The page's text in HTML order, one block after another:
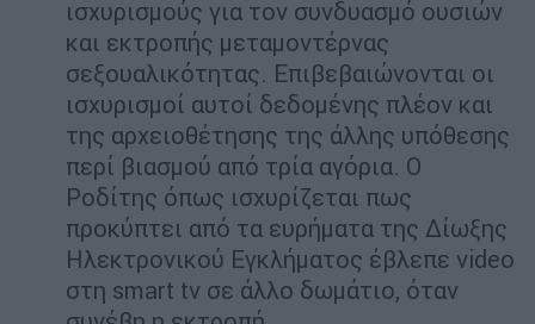
ισχυρισμούς για τον συνδυασμό ουσιών
και εκτροπής μεταμοντέρνας
σεξουαλικότητας. Επιβεβαιώνονται οι
ισχυρισμοί αυτοί δεδομένης πλέον και
της αρχειοθέτησης της άλλης υπόθεσης
περί βιασμού από τρία αγόρια. Ο
Ροδίτης όπως ισχυρίζεται πως
προκύπτει από τα ευρήματα της Δίωξης
Ηλεκτρονικού Εγκλήματος έβλεπε video
στη smart tv σε άλλο δωμάτιο, όταν